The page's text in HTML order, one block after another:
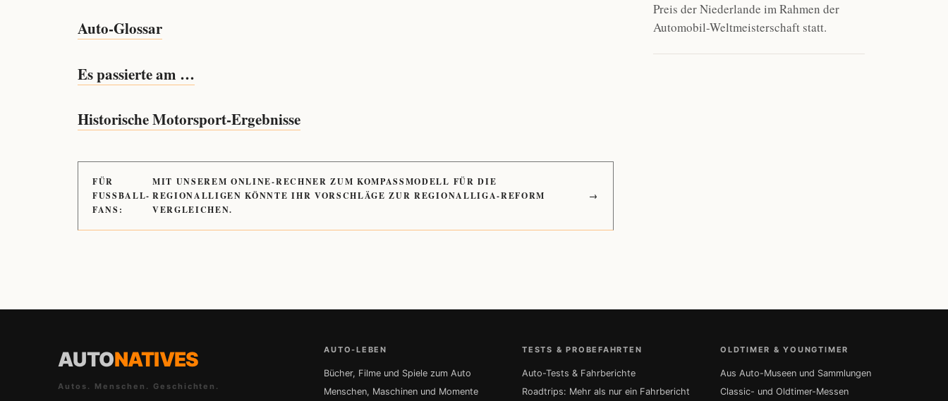
Auto-Glossar
Es passierte am …
Historische Motorsport-Ergebnisse
FÜR
FUSSBALL-
FANS:
MIT UNSEREM ONLINE-RECHNER ZUM KOMPASSMODELL FÜR DIE
REGIONALLIGEN KÖNNTE IHR VORSCHLÄGE ZUR REGIONALLIGA-REFORM
VERGLEICHEN.
→
Preis der Niederlande im Rahmen der
Automobil-Weltmeisterschaft statt.
AUTONATIVES
Autos. Menschen. Geschichten.
AUTO-LEBEN
Bücher, Filme und Spiele zum Auto
Menschen, Maschinen und Momente
TESTS & PROBEFAHRTEN
Auto-Tests & Fahrberichte
Roadtrips: Mehr als nur ein Fahrbericht
OLDTIMER & YOUNGTIMER
Aus Auto-Museen und Sammlungen
Classic- und Oldtimer-Messen